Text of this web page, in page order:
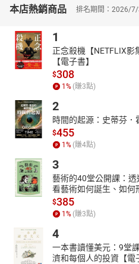
本店熱銷商品 排名期間：2026/
1
正念殺機【NETFLIX影
【電子書】
$308
1 % (賺3點)
2
時間的起源：史蒂芬．
$455
1 % (賺4點)
3
藝術的40堂公開課：透
看藝術如何誕生、如何
$385
1 % (賺3點)
4
一本書讀懂美元：9堂
濟和每個人的投資【電